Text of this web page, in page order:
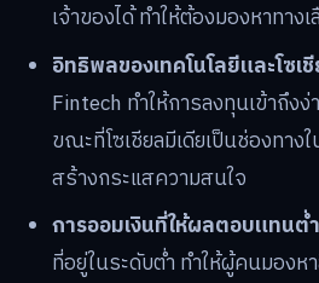
เจ้าของได้ ทำให้ต้องมองหาทาง
อิทธิพลของเทคโนโลยีและโซเ
Fintech ทำให้การลงทุนเข้าถึง
ขณะที่โซเชียลมีเดียเป็นช่องทาง
สร้างกระแสความสนใจ
การออมเงินที่ให้ผลตอบแทนต่
ที่อยู่ในระดับต่ำ ทำให้ผู้คนมอง